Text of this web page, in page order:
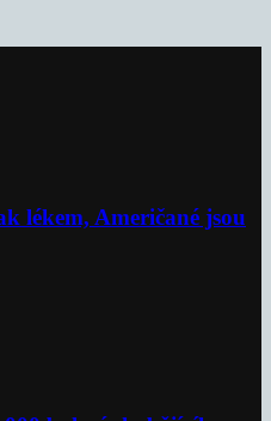
lékem, Američané jsou